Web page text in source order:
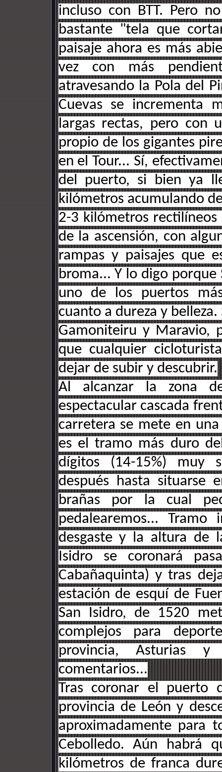
incluso con BTT. Pero
bastante "tela que
paisaje ahora es más
vez con más
atravesando la Pola del
Cuevas se incrementa
largas rectas, pero con
propio de los gigantes
en el Tour... Sí,
del puerto, si bien ya
kilómetros acumulando
2-3 kilómetros
de la ascensión, con
rampas y paisajes que
broma... Y lo digo porque
uno de los puertos
cuanto a dureza y
Gamoniteiru y Maravio,
que cualquier
dejar de subir y descubrir.
Al alcanzar la zona
espectacular cascada
carretera se mete en
es el tramo más duro
dígitos (14-15%) muy
después hasta
brañas por la cual
pedalearemos...
desgaste y la altura de
Isidro se coronará
Cabañaquinta) y tras
estación de esquí de
San Isidro, de 1520
complejos para
provincia, Asturias
comentarios...
Tras coronar el puerto
provincia de León y
aproximadamente para
Cebolledo. Aún habrá
kilómetros de franca